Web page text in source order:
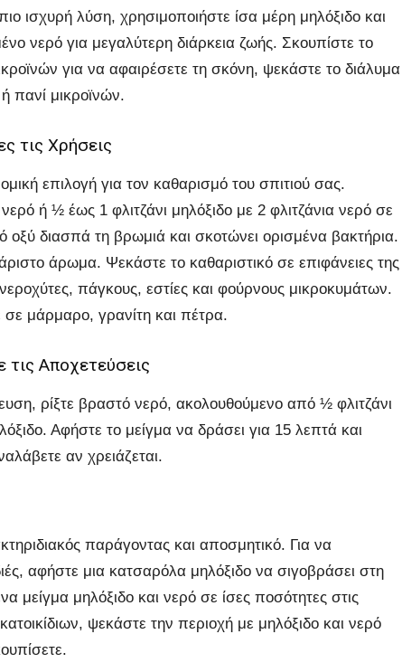
ισχυρή λύση, χρησιμοποιήστε ίσα μέρη μηλόξιδο και
νερό για μεγαλύτερη διάρκεια ζωής. Σκουπίστε το
για να αφαιρέσετε τη σκόνη, ψεκάστε το διάλυμα
πανί μικροϊνών.
τις Χρήσεις
επιλογή για τον καθαρισμό του σπιτιού σας.
ή ½ έως 1 φλιτζάνι μηλόξιδο με 2 φλιτζάνια νερό σε
οξύ διασπά τη βρωμιά και σκοτώνει ορισμένα βακτήρια.
άρωμα. Ψεκάστε το καθαριστικό σε επιφάνειες της
πάγκους, εστίες και φούρνους μικροκυμάτων.
μάρμαρο, γρανίτη και πέτρα.
Αποχετεύσεις
ρίξτε βραστό νερό, ακολουθούμενο από ½ φλιτζάνι
Αφήστε το μείγμα να δράσει για 15 λεπτά και
αν χρειάζεται.
παράγοντας και αποσμητικό. Για να
αφήστε μια κατσαρόλα μηλόξιδο να σιγοβράσει στη
μείγμα μηλόξιδο και νερό σε ίσες ποσότητες στις
ψεκάστε την περιοχή με μηλόξιδο και νερό